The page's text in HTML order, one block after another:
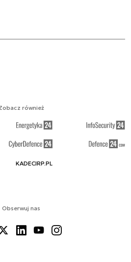
Obserwuj nas
również
KADECIRP.PL